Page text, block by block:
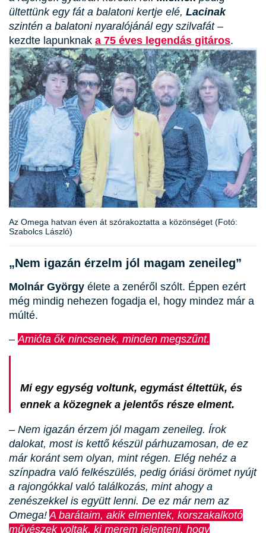
ültettünk egy fát a balatoni kertje elé, Lacinak
szintén a balatoni nyaralójánál egy szilvafát –
kezdte lapunknak a 75 éves legendás gitáros.
Az Omega hatvan éven át szórakoztatta a közönséget (Fotó:
Szabolcs László)
„Nem igazán érzelm jól magam zeneileg”
Molnár György élete a zenéről szólt. Éppen ezért
még mindig nehezen fogadja el, hogy mindez már a
múlté.
– Amióta ők nincsenek, minden megszűnt.
Mi egy egység voltunk, egymást éltettük, és
ennek a közegnek a jelentős része elment.
– Nem igazán érzem jól magam zeneileg. Írok
dalokat, most is kettő készül párhuzamosan, de ez
már koránt sem olyan, mint régen. Elég nehéz a
színpadra való felkészülés, pedig óriási örömet nyújt
a rajongókkal való találkozás, mint ahogy a
zenészekkel is együtt lenni. De ez már nem az
Omega! A barátaim, akik elmentek, korszakalkotó
művészek voltak, ki merem jelenteni, hogy